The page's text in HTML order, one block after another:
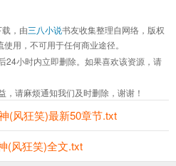
，由三八小说书友收集整理自网络，版权
用，不可用于任何商业途径。
小时内立即删除。如果喜欢该资源，请
请麻烦通知我们及时删除，谢谢！
(风狂笑)最新50章节.txt
(风狂笑)全文.txt